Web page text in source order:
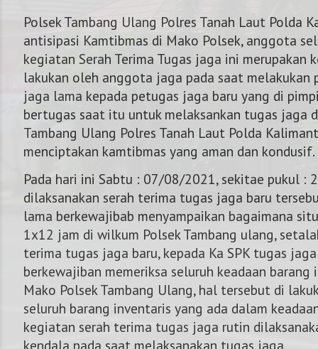
Polsek Tambang Ulang Polres Tanah Laut Polda
antisipasi Kamtibmas di Mako Polsek, anggota
kegiatan Serah Terima Tugas jaga ini merupakan
lakukan oleh anggota jaga pada saat
jaga lama kepada petugas jaga baru yang di
bertugas saat itu untuk melaksankan tugas jaga
Tambang Ulang Polres Tanah Laut Polda
menciptakan kamtibmas yang aman dan kondusif.
Pada hari ini Sabtu : 07/08/2021, sekitae pukul :
dilaksanakan serah terima tugas jaga baru
lama berkewajibab menyampaikan bagaimana
1x12 jam di wilkum Polsek Tambang ulang,
terima tugas jaga baru, kepada Ka SPK tugas
berkewajiban memeriksa seluruh keadaan
Mako Polsek Tambang Ulang, hal tersebut di
seluruh barang inventaris yang ada dalam
kegiatan serah terima tugas jaga rutin
kendala pada saat melaksanakan tugas jaga.
NOMOR